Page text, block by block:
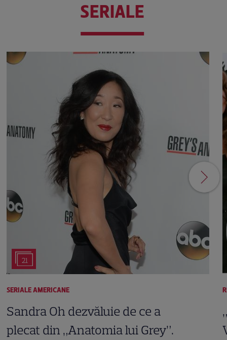
SERIALE
21
SERIALE AMERICANE
Sandra Oh dezvăluie de ce a
plecat din „Anatomia lui Grey”.